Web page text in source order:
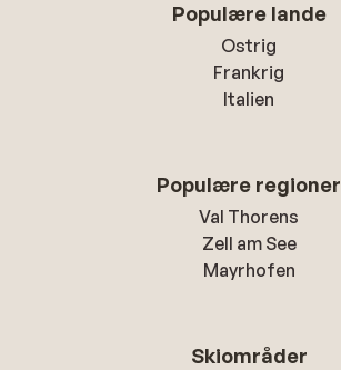
Populære lande
Ostrig
Frankrig
Italien
Populære regioner
Val Thorens
Zell am See
Mayrhofen
Skiområder